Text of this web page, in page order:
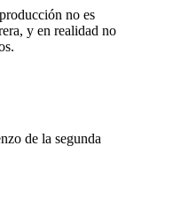
no es
y en realidad no
de la segunda